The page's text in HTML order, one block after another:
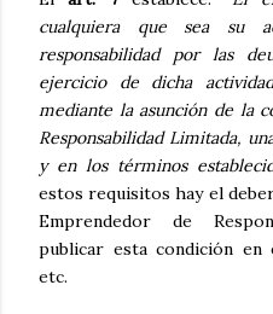
cualquiera que sea su
responsabilidad por las
ejercicio de dicha
mediante la asunción de la
Responsabilidad Limitada,
y en los términos
estos requisitos hay el
Emprendedor de
publicar esta condición en
etc.